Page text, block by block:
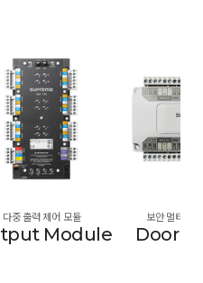
다중 출력 제어 모듈
Module
보안 멀티 도
Door